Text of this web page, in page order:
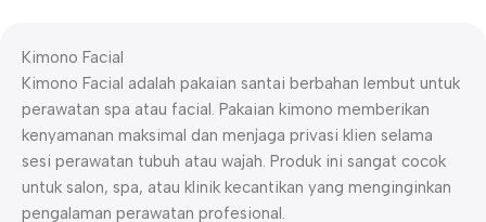
Kimono Facial
Kimono Facial adalah pakaian santai berbahan lembut untuk
perawatan spa atau facial. Pakaian kimono memberikan
kenyamanan maksimal dan menjaga privasi klien selama
sesi perawatan tubuh atau wajah. Produk ini sangat cocok
untuk salon, spa, atau klinik kecantikan yang menginginkan
pengalaman perawatan profesional.